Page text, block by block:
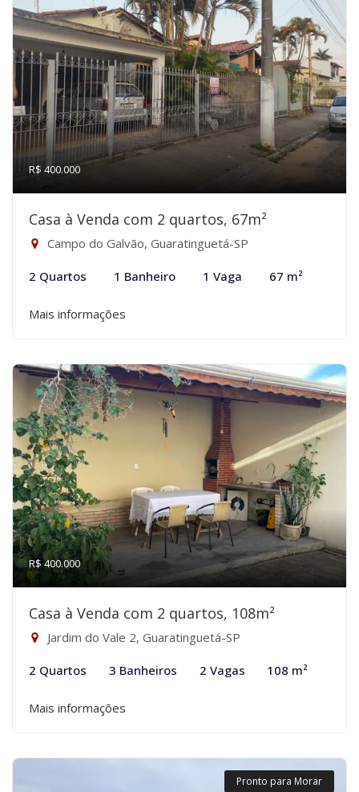
R$ 400.000
Casa à Venda com 2 quartos, 67m²
Campo do Galvão, Guaratinguetá-SP
2 Quartos 1 Banheiro 1 Vaga 67 m²
Mais informações
R$ 400.000
Casa à Venda com 2 quartos, 108m²
Jardim do Vale 2, Guaratinguetá-SP
2 Quartos 3 Banheiros 2 Vagas 108 m²
Mais informações
Pronto para Morar